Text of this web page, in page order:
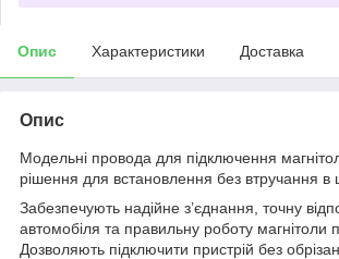
Опис Характеристики Доставка
Опис
Модельні провода для підключення
рішення для встановлення без втручання в
Забезпечують надійне з’єднання, точну
автомобіля та правильну роботу магнітоли
Дозволяють підключити пристрій без